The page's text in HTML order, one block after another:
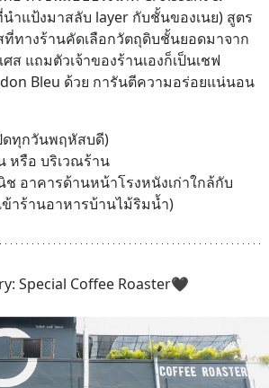
ำแป้งมาสลับ layer กับชั้นของเนย) สูตร
ที่ทางร้านคัดเลือกวัตถุดิบชั้นยอดมาจาก
ส แถมตัวเจ้าของร้านเองก็เป็นเชฟ
Bleu ด้วย การันตีความอร่อยแน่นอน
ดทุกวันพฤหัสบดี)
หรือ บริเวณร้าน
ช อาคารด้านหน้าโรงหนังเก่าใกล้กับ
าร้านอาหารบ้านไม้ริมน้ำ)
Special Coffee Roaster🖤